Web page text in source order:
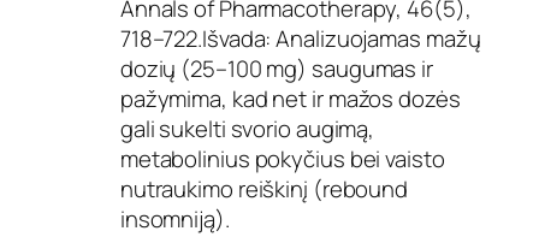
Annals of Pharmacotherapy, 46(5),
718–722.Išvada: Analizuojamas mažų
dozių (25–100 mg) saugumas ir
pažymima, kad net ir mažos dozės
gali sukelti svorio augimą,
metabolinius pokyčius bei vaisto
nutraukimo reiškinį (rebound
insomniją).